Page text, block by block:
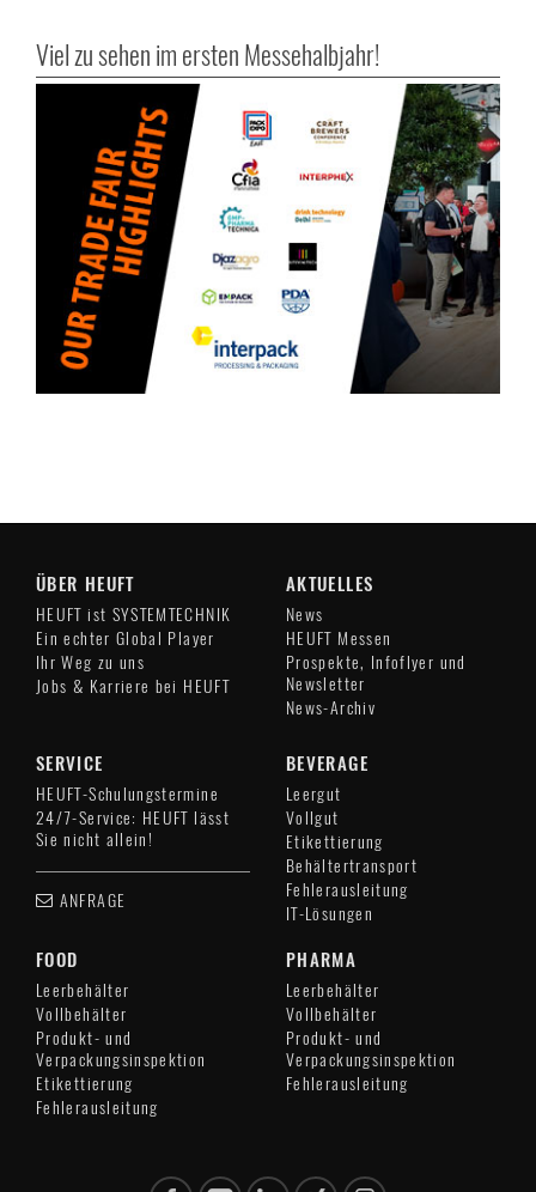
Viel zu sehen im ersten Messehalbjahr!
ÜBER HEUFT
HEUFT ist SYSTEMTECHNIK
Ein echter Global Player
Ihr Weg zu uns
Jobs & Karriere bei HEUFT
AKTUELLES
News
HEUFT Messen
Prospekte, Infoflyer und
Newsletter
News-Archiv
SERVICE
HEUFT-Schulungstermine
24/7-Service: HEUFT lässt
Sie nicht allein!
ANFRAGE
BEVERAGE
Leergut
Vollgut
Etikettierung
Behältertransport
Fehlerausleitung
IT-Lösungen
FOOD
Leerbehälter
Vollbehälter
Produkt- und
Verpackungsinspektion
Etikettierung
Fehlerausleitung
PHARMA
Leerbehälter
Vollbehälter
Produkt- und
Verpackungsinspektion
Fehlerausleitung